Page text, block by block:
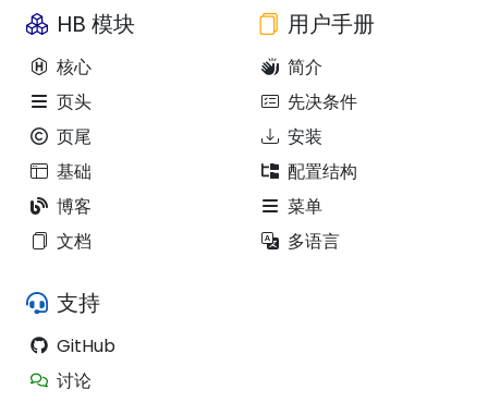
HB 模块
核心
页头
页尾
基础
博客
文档
用户手册
简介
先决条件
安装
配置结构
菜单
多语言
支持
GitHub
讨论